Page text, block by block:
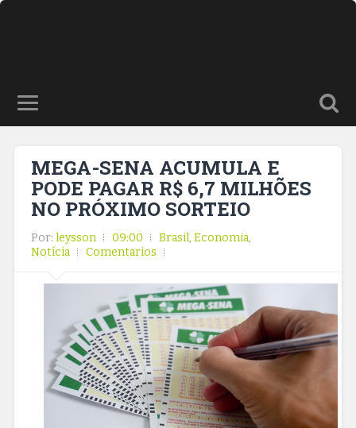
MEGA-SENA ACUMULA E
PODE PAGAR R$ 6,7 MILHÕES
NO PRÓXIMO SORTEIO
Por: leysson 09:00 Brasil, Economia,
Notícia
Comentarios